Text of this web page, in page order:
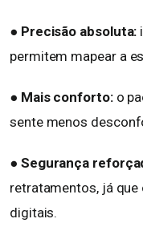
● Precisão absoluta:
permitem mapear a
● Mais conforto:o
sente menos
● Segurança
retratamentos, já que
digitais.